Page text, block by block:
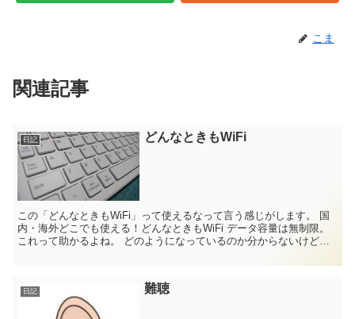
こま
関連記事
日記 どんなときもWiFi
この「どんなときもWiFi」って使えるなって言う感じがします。 国
内・海外どこでも使える！どんなときもWiFi データ容量は無制限。
これって助かるよね。 どのようになっているのか分からないけど、
日記 難聴